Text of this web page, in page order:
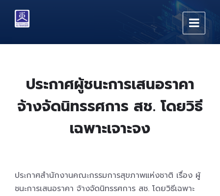
content
main
footer
ประกาศผู้ชนะการเสนอราคา
จ้างจัดนิทรรศการ สช. โดยวิธี
เฉพาะเจาะจง
ประกาศสำนักงานคณะกรรมการสุขภาพแห่งชาติ เรื่อง ผู้
ชนะการเสนอราคา จ้างจัดนิทรรศการ สช. โดยวิธีเฉพาะ